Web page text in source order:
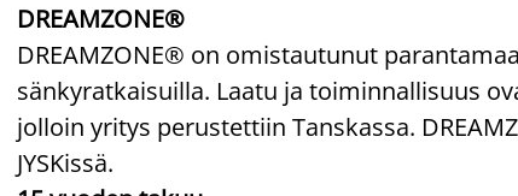
DREAMZONE®
DREAMZONE® on omistautunut
sänkyratkaisuilla. Laatu ja toiminnallisuus
jolloin yritys perustettiin Tanskassa.
JYSKissä.